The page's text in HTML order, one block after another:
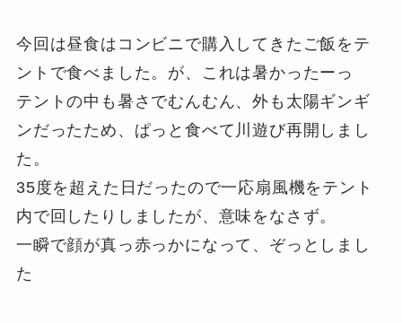
今回は昼食はコンビニで購入してきたご飯をテ
ントで食べました。が、これは暑かったーっ
テントの中も暑さでむんむん、外も太陽ギンギ
ンだったため、ぱっと食べて川遊び再開しまし
た。
35度を超えた日だったので一応扇風機をテント
内で回したりしましたが、意味をなさず。
一瞬で顔が真っ赤っかになって、ぞっとしまし
た